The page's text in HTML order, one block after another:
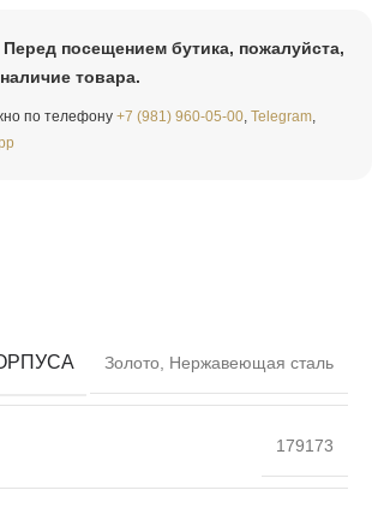
посещением бутика, пожалуйста,
товара.
по телефону +7 (981) 960-05-00 Telegram
Золото Нержавеющая сталь
179173